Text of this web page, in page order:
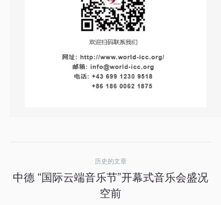
章
历史的文章
历
史
中德 “国际云端音乐节”开幕式音乐会盛况
空前